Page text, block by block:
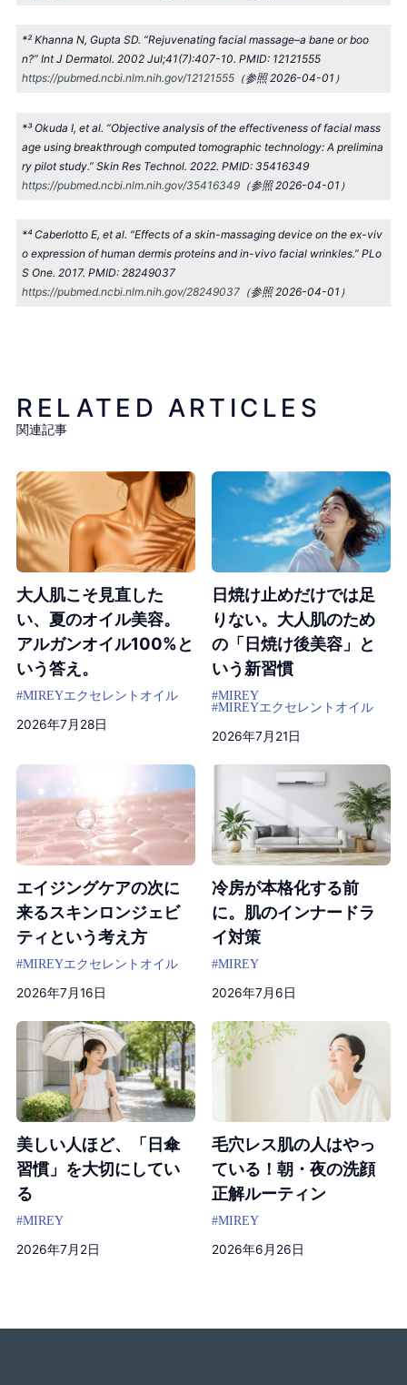
*² Khanna N, Gupta SD. “Rejuvenating facial massage–a bane or boo
n?” Int J Dermatol. 2002 Jul;41(7):407-10. PMID: 12121555
https://pubmed.ncbi.nlm.nih.gov/12121555 （参照 2026-04-01）
*³ Okuda I, et al. “Objective analysis of the effectiveness of facial mass
age using breakthrough computed tomographic technology: A prelimina
ry pilot study.” Skin Res Technol. 2022. PMID: 35416349
https://pubmed.ncbi.nlm.nih.gov/35416349 （参照 2026-04-01）
*⁴ Caberlotto E, et al. “Effects of a skin-massaging device on the ex-viv
o expression of human dermis proteins and in-vivo facial wrinkles.” PLo
S One. 2017. PMID: 28249037
https://pubmed.ncbi.nlm.nih.gov/28249037 （参照 2026-04-01）
RELATED ARTICLES
関連記事
大人肌こそ見直した
い、夏のオイル美容。
アルガンオイル100%と
いう答え。
#MIREYエクセレントオイル
2026年7月28日
日焼け止めだけでは足
りない。大人肌のため
の「日焼け後美容」と
いう新習慣
#MIREY
#MIREYエクセレントオイル
2026年7月21日
エイジングケアの次に
来るスキンロンジェビ
ティという考え方
#MIREYエクセレントオイル
2026年7月16日
冷房が本格化する前
に。肌のインナードラ
イ対策
#MIREY
2026年7月6日
美しい人ほど、「日傘
習慣」を大切にしてい
る
#MIREY
2026年7月2日
毛穴レス肌の人はやっ
ている！朝・夜の洗顔
正解ルーティン
#MIREY
2026年6月26日